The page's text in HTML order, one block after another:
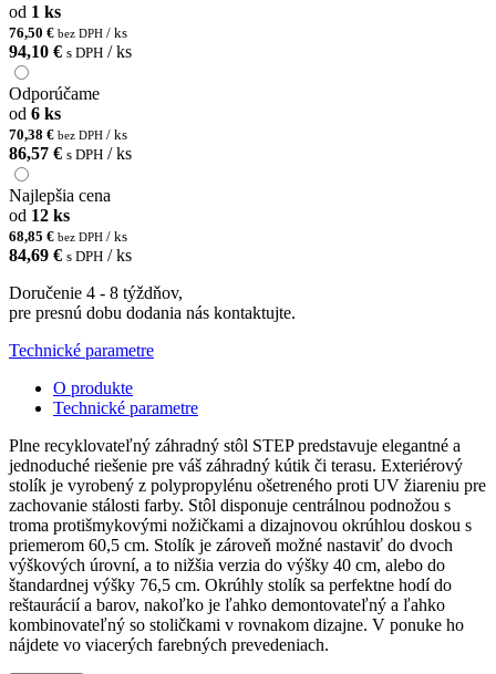
od 1 ks
76,50 € bez DPH / ks
94,10 € s DPH / ks
Odporúčame
od 6 ks
70,38 € bez DPH / ks
86,57 € s DPH / ks
Najlepšia cena
od 12 ks
68,85 € bez DPH / ks
84,69 € s DPH / ks
Doručenie 4 - 8 týždňov,
pre presnú dobu dodania nás kontaktujte.
Technické parametre
O produkte
Technické parametre
Plne recyklovateľný záhradný stôl STEP predstavuje elegantné a
jednoduché riešenie pre váš záhradný kútik či terasu. Exteriérový
stolík je vyrobený z polypropylénu ošetreného proti UV žiareniu pre
zachovanie stálosti farby. Stôl disponuje centrálnou podnožou s
troma protišmykovými nožičkami a dizajnovou okrúhlou doskou s
priemerom 60,5 cm. Stolík je zároveň možné nastaviť do dvoch
výškových úrovní, a to nižšia verzia do výšky 40 cm, alebo do
štandardnej výšky 76,5 cm. Okrúhly stolík sa perfektne hodí do
reštaurácií a barov, nakoľko je ľahko demontovateľný a ľahko
kombinovateľný so stoličkami v rovnakom dizajne. V ponuke ho
nájdete vo viacerých farebných prevedeniach.